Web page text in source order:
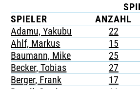
TICKETING
SPIELER
ANZAHL
Adamu, Yakubu
22
Ahlf, Markus
15
Baumann, Mike
25
Becker, Tobias
27
Berger, Frank
17